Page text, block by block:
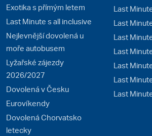
Exotika s přímým letem
Last Minute s all inclusive
Nejlevnější dovolená u
moře autobusem
Lyžařské zájezdy
2026/2027
Dovolená v Česku
Eurovíkendy
Dovolená Chorvatsko
letecky
Last
Last
Last
Last
Last
Last
Last